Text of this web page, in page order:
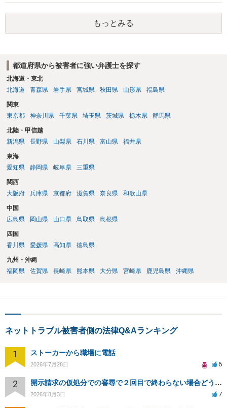
に個別に相談されると良いでしょう。
もっとみる
都道府県から被害者に強い弁護士を探す
北海道・東北
北海道
青森県 岩手県 宮城県 秋田県 山形県 福島県
関東
東京都
神奈川県 千葉県 埼玉県 茨城県 栃木県 群馬県
北陸・甲信越
新潟県
長野県 山梨県 石川県 富山県 福井県
東海
愛知県
静岡県 岐阜県 三重県
関西
大阪府
兵庫県 京都府 滋賀県 奈良県 和歌山県
中国
広島県
岡山県 山口県 鳥取県 島根県
四国
香川県
愛媛県 高知県 徳島県
九州・沖縄
福岡県
佐賀県 長崎県 熊本県 大分県 宮崎県 鹿児島県 沖縄県
ネットトラブル被害者側の法律Q&Aランキング
1 ストーカーから職場に電話
2026年7月28日 6
2 開示請求の仮処分での審尋で２回目で終わらない場合どうしたらいいですか
2026年8月3日 7